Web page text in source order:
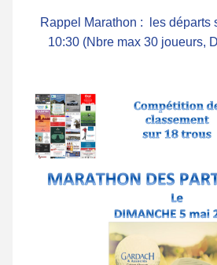
Rappel Marathon :  les départs
10:30 (Nbre max 30 joueurs,